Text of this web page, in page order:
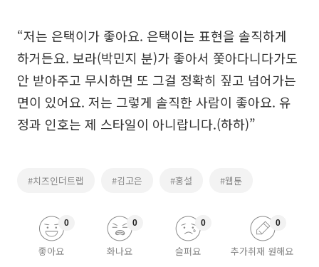
“저는 은택이가 좋아요. 은택이는 표현을 솔직하게
하거든요. 보라(박민지 분)가 좋아서 쫓아다니다가도
안 받아주고 무시하면 또 그걸 정확히 짚고 넘어가는
면이 있어요. 저는 그렇게 솔직한 사람이 좋아요. 유
정과 인호는 제 스타일이 아니랍니다.(하하)”
#치즈인더트랩 #김고은 #홍설 #웹툰
좋아요
0
화나요
0
슬퍼요
0
추가취재 원해요
0